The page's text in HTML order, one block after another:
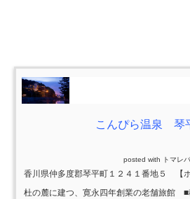
こんぴら温泉 琴
posted with トマレバ
香川県仲多度郡琴平町１２４１番地５ 【
杜の麓に建つ、寛永四年創業の老舗旅館 ■